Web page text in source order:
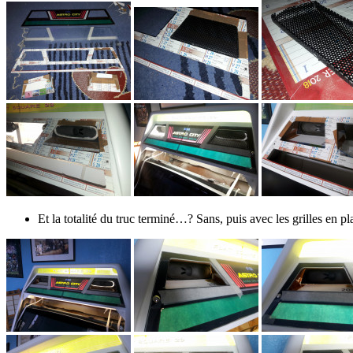
Et la totalité du truc terminé…? Sans, puis avec les grilles en